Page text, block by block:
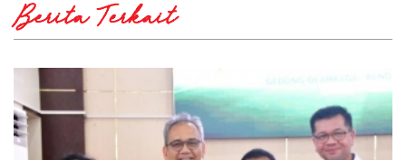
Berita Terkait